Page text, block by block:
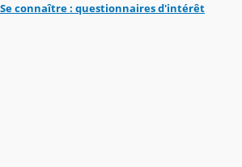
Se connaître : questionnaires d'intérêt